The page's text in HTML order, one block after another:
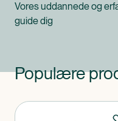
Vores uddannede og
guide dig
Populære
Produkter